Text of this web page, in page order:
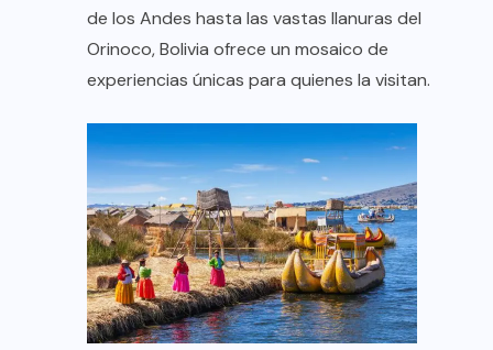
de los Andes hasta las vastas llanuras del
Orinoco, Bolivia ofrece un mosaico de
experiencias únicas para quienes la visitan.